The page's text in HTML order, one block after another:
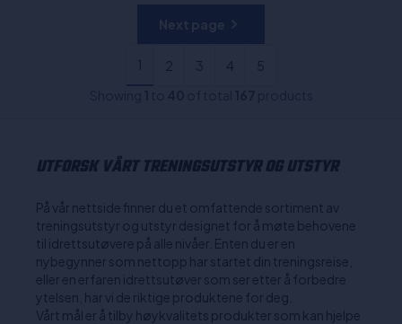
1 2 3 4
5
UTFORSK VÅRT TRENINGSUTSTYR OG UTSTYR
På vår nettside finner du et omfattende sortiment av
treningsutstyr og utstyr designet for å møte behovene
til idrettsutøvere på alle nivåer. Enten du er en
nybegynner som nettopp har startet din treningsreise,
eller en erfaren idrettsutøver som ser etter å forbedre
ytelsen, har vi de riktige produktene for deg.
Vårt mål er å tilby høykvalitets produkter som kan hjelpe